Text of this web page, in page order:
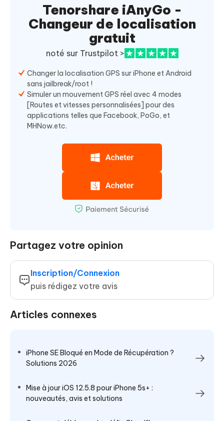
Tenorshare iAnyGo -
Changeur de localisation
gratuit
noté sur Trustpilot >
Changer la localisation GPS sur iPhone et Android
sans jailbreak/root !
Simuler un mouvement GPS réel avec 4 modes
[Routes et vitesses personnalisées] pour des
applications telles que Facebook, PoGo, et
MHNow.etc.
Partagez votre opinion
Inscription/Connexion
puis rédigez votre avis
Articles connexes
iPhone SE Bloqué en Mode de Récupération ?
Solutions 2026
Mise à jour iOS 12.5.8 pour iPhone 5s+ :
nouveautés, avis et solutions